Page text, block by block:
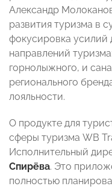
Александр
развития туризма в
фокусировка усилий
направлений
горнолыжного, и
регионального
лояльности.
О продукте для
сферы туризма WB
Исполнительный
Спирёва. Это
полностью